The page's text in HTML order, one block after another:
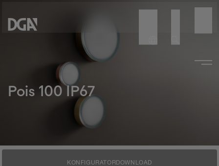
Pois 100 IP67
KONFIGURATORDOWNLOAD